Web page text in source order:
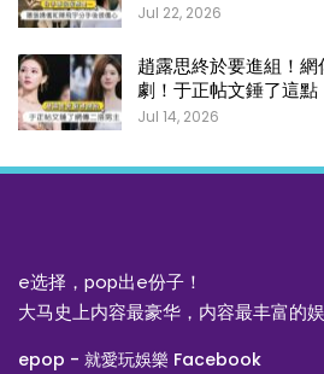
Jul 22, 2026
趙露思終於要進組！
劇！于正帖文錘了這點
Jul 14, 2026
e选择，pop出e份子！
大马史上内容最豪华，内容最丰富的
epop - 就愛玩娛樂 Facebook